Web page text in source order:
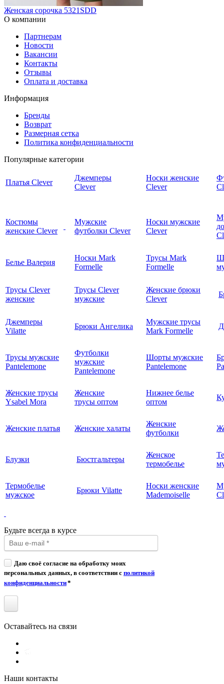
Женская сорочка 5321SDD
О компании
Партнерам
Новости
Вакансии
Контакты
Отзывы
Оплата и доставка
Информация
Бренды
Возврат
Размерная сетка
Политика конфиденциальности
Популярные категории
Платья Clever
Джемперы
Clever
Носки женские
Clever
Костюмы
женские Clever
Мужские
футболки Clever
Носки мужские
Clever
Белье Валерия
Носки Mark
Formelle
Трусы Mark
Formelle
Трусы Clever
женские
Трусы Clever
мужские
Женские брюки
Clever
Джемперы
Vilatte
Брюки Ангелика
Мужские трусы
Mark Formelle
Трусы мужские
Pantelemone
Футболки
мужские
Pantelemone
Шорты мужские
Pantelemone
Женские трусы
Ysabel Mora
Женские
трусы оптом
Нижнее белье
оптом
Женские платья Женские халаты
Женские
футболки
Блузки Бюстгальтеры
Женское
термобелье
Термобелье
мужское
Брюки Vilatte
Носки женские
Mademoiselle
Будьте всегда в курсе
Даю своё согласие на обработку моих
персональных данных, в соответствии с политикой
конфиденциальности*
Оставайтесь на связи
Наши контакты